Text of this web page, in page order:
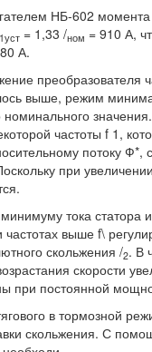
НБ-602
1уст = 1,33 /ном = 910 А,
А.
преобразователя
выше, режим
номинального
частоты f 1,
потоку
при
тока статора
выше f\
скольжения /2. В
скорости
при постоянной
в тормозной
скольжения. С